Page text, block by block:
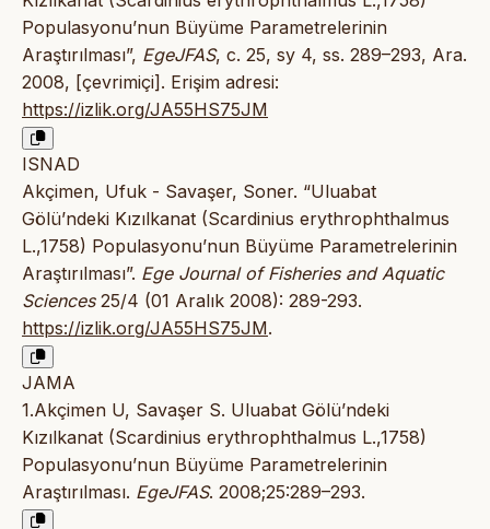
Populasyonu’nun Büyüme Parametrelerinin
Araştırılması”, EgeJFAS, c. 25, sy 4, ss. 289–293, Ara.
2008, [çevrimiçi]. Erişim adresi:
https://izlik.org/JA55HS75JM
ISNAD
Akçimen, Ufuk - Savaşer, Soner. “Uluabat
Gölü’ndeki Kızılkanat (Scardinius erythrophthalmus
L.,1758) Populasyonu’nun Büyüme Parametrelerinin
Araştırılması”. Ege Journal of Fisheries and Aquatic
Sciences25/4 (01 Aralık 2008): 289-293.
https://izlik.org/JA55HS75JM.
JAMA
1.Akçimen U, Savaşer S. Uluabat Gölü’ndeki
Kızılkanat (Scardinius erythrophthalmus L.,1758)
Populasyonu’nun Büyüme Parametrelerinin
Araştırılması. EgeJFAS. 2008;25:289–293.